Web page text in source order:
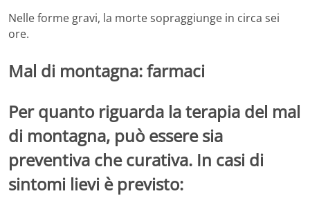
Nelle forme gravi, la morte sopraggiunge in circa sei
ore.
Mal di montagna: farmaci
Per quanto riguarda laterapia del mal
di montagna, può essere sia
preventiva che curativa. In casi di
sintomi lievi è previsto: